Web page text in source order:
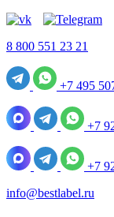
8 800 551 23 21
+7 495
+7
+7
info@bestlabel.ru